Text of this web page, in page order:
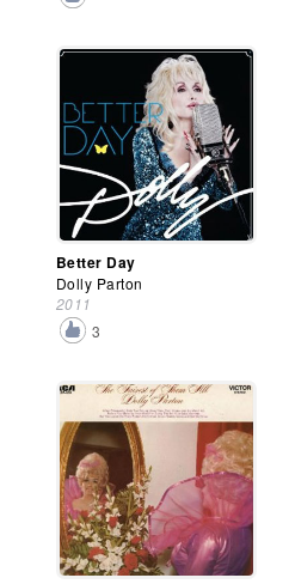
Better Day
Dolly Parton
2011
3